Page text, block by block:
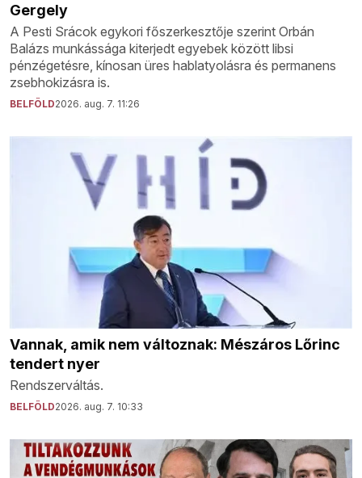
Gergely
A Pesti Srácok egykori főszerkesztője szerint Orbán
Balázs munkássága kiterjedt egyebek között libsi
pénzégetésre, kínosan üres hablatyolásra és permanens
zsebhokizásra is.
BELFÖLD2026. aug. 7. 11:26
Vannak, amik nem változnak: Mészáros Lőrinc
tendert nyer
Rendszerváltás.
BELFÖLD2026. aug. 7. 10:33